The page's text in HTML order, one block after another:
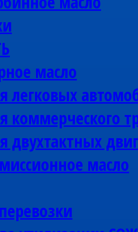
масло
легковых
коммерческого
двухтактных
масло